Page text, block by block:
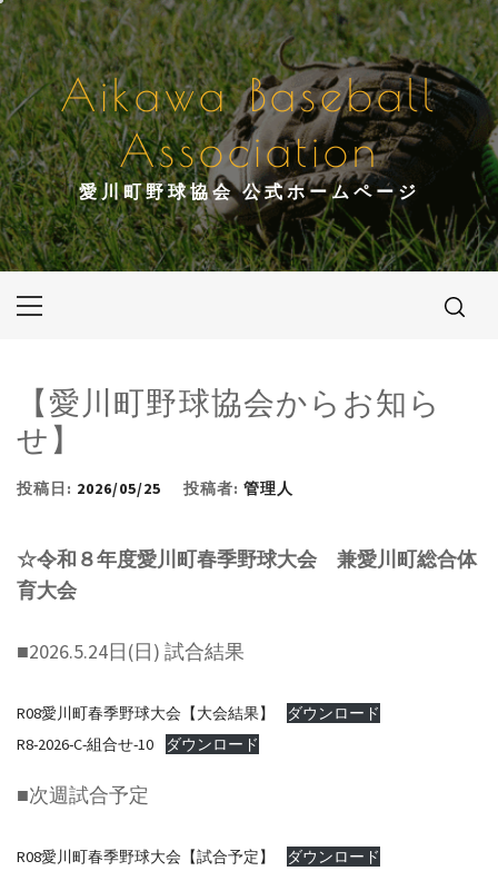
コ
ン
テ
ン
ツ
へ
ス
キ
ッ
プ
Aikawa Baseball
Association
愛川町野球協会 公式ホームページ
メ
メ
ニ
ュ
ー
【愛川町野球協会からお知ら
せ】
投稿日: 2026/05/25 投稿者: 管理人
☆令和８年度愛川町春季野球大会 兼愛川町総合体
育大会
■2026.5.24日(日) 試合結果
R08愛川町春季野球大会【大会結果】
ダウンロード
R8-2026-C-組合せ-10
ダウンロード
■次週試合予定
R08愛川町春季野球大会【試合予定】
ダウンロード